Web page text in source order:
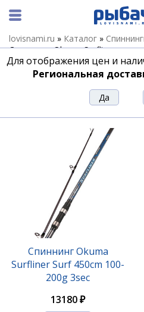
lovisnami.ru » Каталог »
Спиннинги Okuma Surfliner
Спиннинги Okuma
Спиннинг Okuma
Surfliner Surf 450cm 100-
200g 3sec
13180 ₽
Для отображения цен и
Региональная